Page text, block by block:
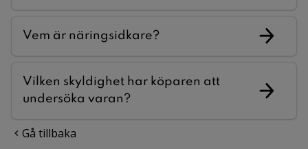
Vem är näringsidkare?
Vilken skyldighet har köparen att
undersöka varan?
Gå tillbaka